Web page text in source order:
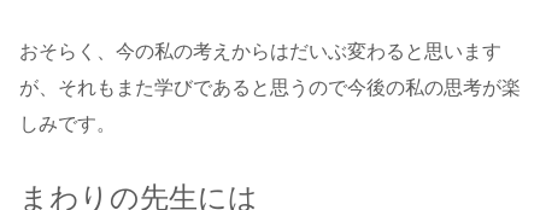
おそらく、今の私の考えからはだいぶ変わると思います
が、それもまた学びであると思うので今後の私の思考が楽
しみです。
まわりの先生には